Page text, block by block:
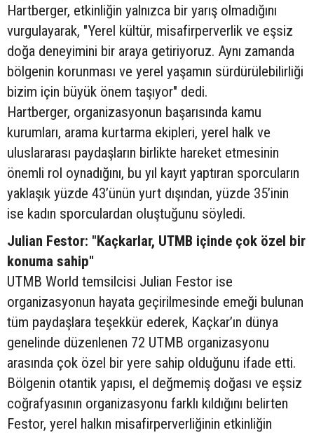
Hartberger, etkinliğin yalnızca bir yarış olmadığını
vurgulayarak, "Yerel kültür, misafirperverlik ve eşsiz
doğa deneyimini bir araya getiriyoruz. Aynı zamanda
bölgenin korunması ve yerel yaşamın sürdürülebilirliği
bizim için büyük önem taşıyor" dedi.
Hartberger, organizasyonun başarısında kamu
kurumları, arama kurtarma ekipleri, yerel halk ve
uluslararası paydaşların birlikte hareket etmesinin
önemli rol oynadığını, bu yıl kayıt yaptıran sporcuların
yaklaşık yüzde 43’ünün yurt dışından, yüzde 35’inin
ise kadın sporculardan oluştuğunu söyledi.
Julian Festor: "Kaçkarlar, UTMB içinde çok özel bir
konuma sahip"
UTMB World temsilcisi Julian Festor ise
organizasyonun hayata geçirilmesinde emeği bulunan
tüm paydaşlara teşekkür ederek, Kaçkar’ın dünya
genelinde düzenlenen 72 UTMB organizasyonu
arasında çok özel bir yere sahip olduğunu ifade etti.
Bölgenin otantik yapısı, el değmemiş doğası ve eşsiz
coğrafyasının organizasyonu farklı kıldığını belirten
Festor, yerel halkın misafirperverliğinin etkinliğin